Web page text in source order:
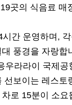
곳의 식음료 매
간 운영하며,
풍경을 자랑합
우라라이 국제공
선보이는 레스토
로 15분이 소요